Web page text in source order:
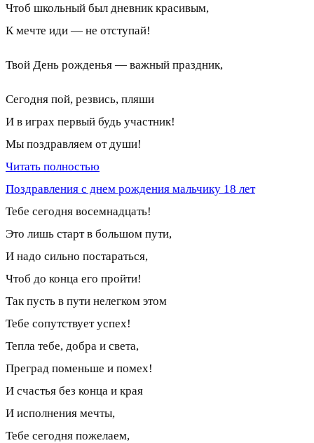
Чтоб школьный был дневник красивым,
К мечте иди — не отступай!
Твой День рожденья — важный праздник,
Сегодня пой, резвись, пляши
И в играх первый будь участник!
Мы поздравляем от души!
Читать полностью
Поздравления с днем рождения мальчику 18 лет
Тебе сегодня восемнадцать!
Это лишь старт в большом пути,
И надо сильно постараться,
Чтоб до конца его пройти!
Так пусть в пути нелегком этом
Тебе сопутствует успех!
Тепла тебе, добра и света,
Преград поменьше и помех!
И счастья без конца и края
И исполнения мечты,
Тебе сегодня пожелаем,